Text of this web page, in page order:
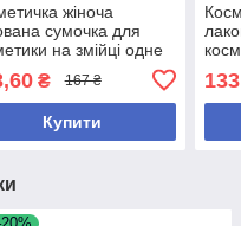
жіноча
сумочка для
на змійці одне
₴ 167 ₴
Купити